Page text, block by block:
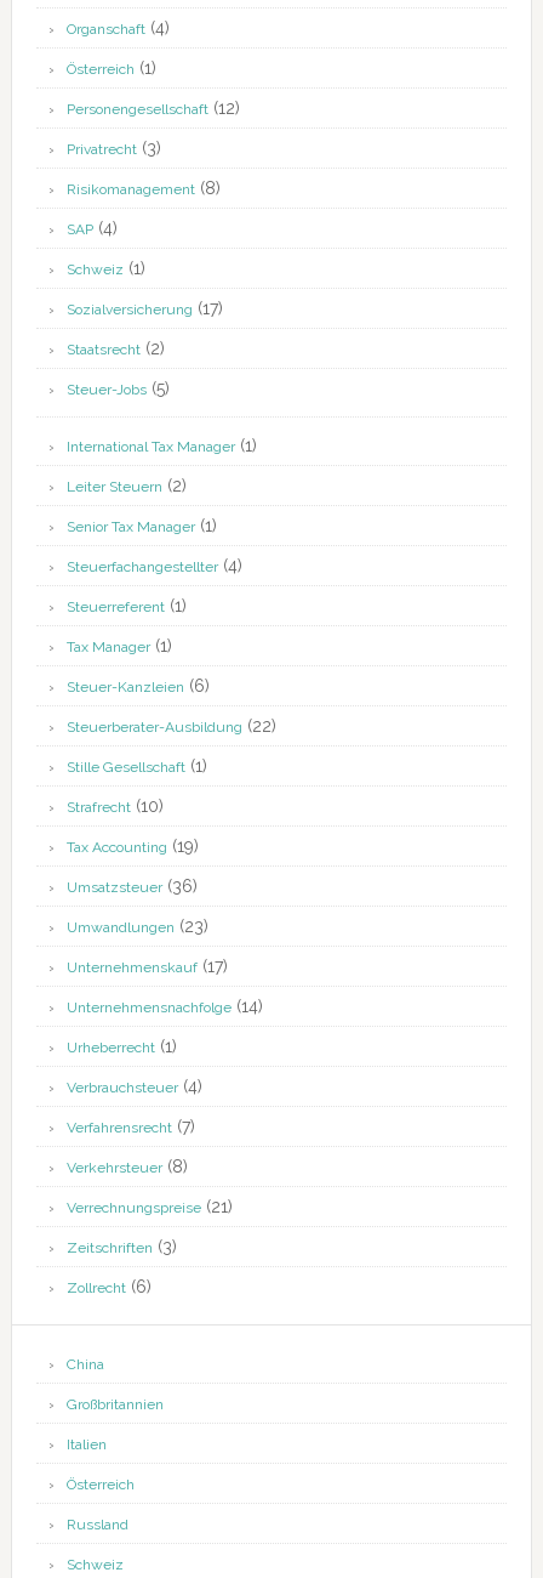
Organschaft(4)
Österreich (1)
Personengesellschaft(12)
Privatrecht(3)
Risikomanagement(8)
SAP(4)
Schweiz (1)
Sozialversicherung (17)
Staatsrecht(2)
Steuer-Jobs(5)
International Tax Manager(1)
Leiter Steuern (2)
Senior Tax Manager(1)
Steuerfachangestellter(4)
Steuerreferent(1)
Tax Manager(1)
Steuer-Kanzleien (6)
Steuerberater-Ausbildung (22)
Stille Gesellschaft(1)
Strafrecht(10)
Tax Accounting (19)
Umsatzsteuer(36)
Umwandlungen (23)
Unternehmenskauf(17)
Unternehmensnachfolge(14)
Urheberrecht(1)
Verbrauchsteuer(4)
Verfahrensrecht(7)
Verkehrsteuer(8)
Verrechnungspreise(21)
Zeitschriften (3)
Zollrecht(6)
China
Großbritannien
Italien
Österreich
Russland
Schweiz